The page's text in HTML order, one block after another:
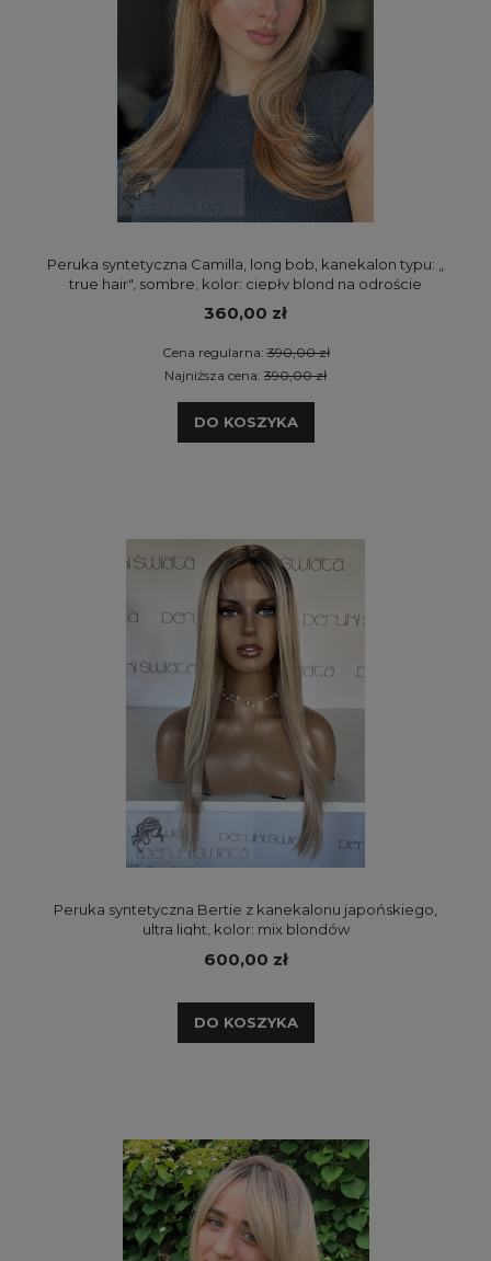
Peruka syntetyczna Camilla, long bob, kanekalon typu: „
true hair", sombre, kolor: ciepły blond na odroście
360,00 zł
Cena regularna:390,00 zł
Najniższa cena: 390,00 zł
DO KOSZYKA
Peruka syntetyczna Bertie z kanekalonu japońskiego,
ultra light, kolor: mix blondów
600,00 zł
DO KOSZYKA